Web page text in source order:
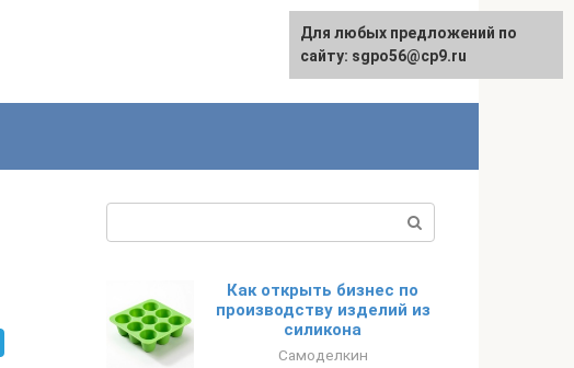
English
Как открыть бизнес по
производству изделий из
силикона
Самоделкин
Для любых предложений по
сайту: sgpo56@cp9.ru